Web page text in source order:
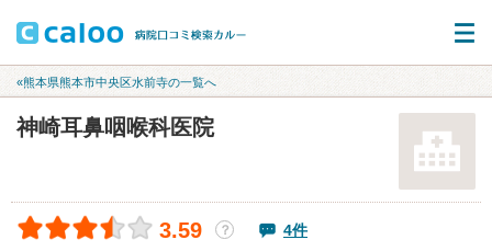
«熊本県熊本市中央区水前寺の一覧へ
神崎耳鼻咽喉科医院
3.59 ？ 4件